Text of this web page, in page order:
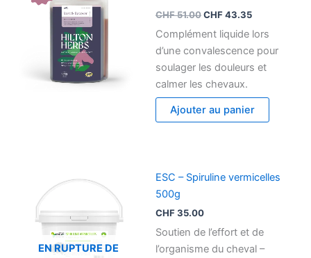
CHF51.00CHF 51.00.
CHF43.35CHF 43.35.
Complément liquide lors
d’une convalescence pour
soulager les douleurs et
calmer les chevaux.
Ajouter au panier
EN RUPTURE DE
ESC – Spiruline vermicelles
500g
CHF35.00
Soutien de l’effort et de
l’organisme du cheval –